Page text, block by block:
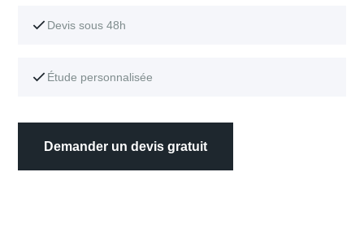
Devis sous 48h
Étude personnalisée
Demander un devis gratuit